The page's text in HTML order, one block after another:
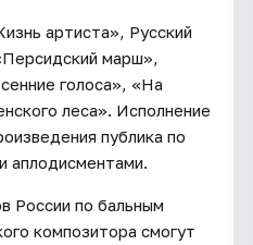
артиста», Русский
марш»,
голоса», «На
леса». Исполнение
публика по
аплодисментами.
России по бальным
композитора смогут